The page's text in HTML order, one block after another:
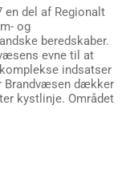
en del af Regionalt
og
beredskaber.
evne til at
indsatser
Brandvæsen dækker
kystlinje. Området